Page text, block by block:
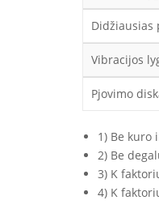
Didžiausias
Vibracijos
Pjovimo
1) Be kuro
2) Be
3) K
4) K